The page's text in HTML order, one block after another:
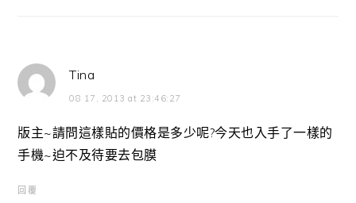
Tina
08 17, 2013 at 23:46:27
版主~請問這樣貼的價格是多少呢?今天也入手了一樣的
手機~迫不及待要去包膜
回覆